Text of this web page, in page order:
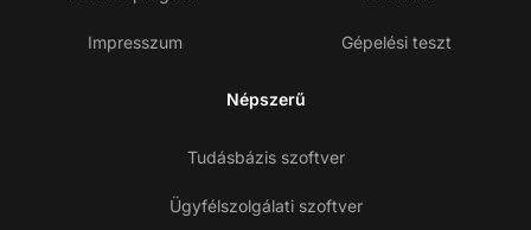
Impresszum Gépelési teszt
Népszerű
Tudásbázis szoftver
Ügyfélszolgálati szoftver